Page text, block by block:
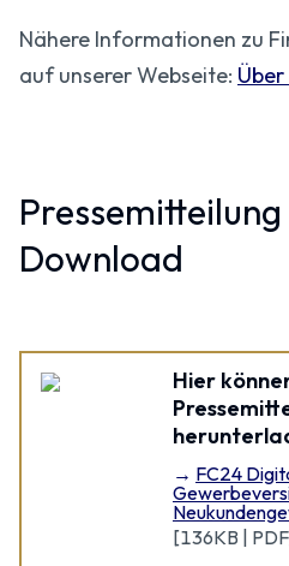
Nähere Informationen zu
auf unserer Webseite: Über
Pressemitteilung
Download
Hier
FC24
[136KB | PDF